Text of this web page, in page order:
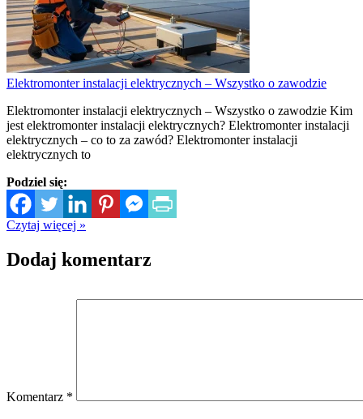
Elektromonter instalacji elektrycznych – Wszystko o zawodzie
Elektromonter instalacji elektrycznych – Wszystko o zawodzie Kim
jest elektromonter instalacji elektrycznych? Elektromonter instalacji
elektrycznych – co to za zawód? Elektromonter instalacji
elektrycznych to
Podziel się:
Czytaj więcej »
Dodaj komentarz
Komentarz *